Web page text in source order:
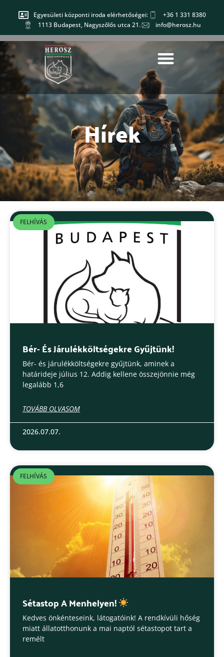
Egyesületi központi iroda elérhetőségei:
+36 1 331 8380
1113 Budapest, Nagyszőlős utca 21.
info@herosz.hu
Hírek
FELHÍVÁS
Bér- És Járulékköltségekre Gyűjtünk!
Bér- és járulékköltségekre gyűjtünk, aminek a
határideje július 12. Addig kellene összejönnie még
legalább 1,6
TOVÁBB OLVASOM
2026.07.07.
FELHÍVÁS
Sétastop A Menhelyen!
Kedves önkénteseink, látogatóink! A rendkívüli hőség
miatt állatotthonunk a mai naptól sétastopot tart a
remélt